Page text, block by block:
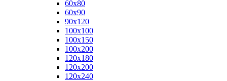
60x80
60x90
90x120
100x100
100x150
100x200
120x180
120x200
120x240